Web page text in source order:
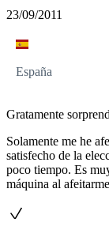
23/09/2011
España
Gratamente
Solamente me he
satisfecho de la
poco tiempo. Es
máquina al